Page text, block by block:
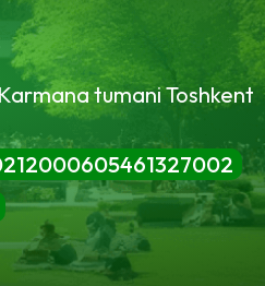
tumani Toshkent